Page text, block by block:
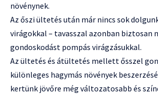
növénynek.
Az őszi ültetés után már nincs sok
virágokkal – tavasszal azonban biztosan
gondoskodást pompás virágzásukkal.
Az ültetés és átültetés mellett ősszel
különleges hagymás növények
kertünk jövőre még változatosabb és